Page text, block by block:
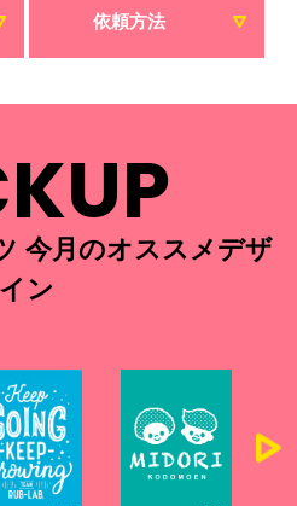
依頼方法
今月のオススメデザ
イン